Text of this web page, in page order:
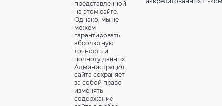
представленной
на этом сайте.
Однако, мы не
можем
гарантировать
абсолютную
точность и
полноту данных.
Администрация
сайта сохраняет
за собой право
изменять
содержание